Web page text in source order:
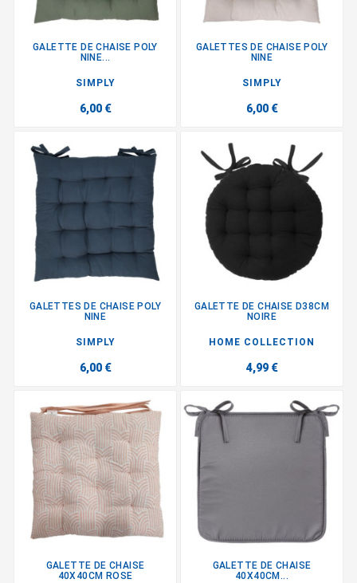
GALETTE DE CHAISE POLY
NINE...
SIMPLY
6,00 €
GALETTES DE CHAISE POLY
NINE
SIMPLY
6,00 €
GALETTES DE CHAISE POLY
NINE
SIMPLY
6,00 €
GALETTE DE CHAISE D38CM
NOIRE
HOME COLLECTION
4,99 €
GALETTE DE CHAISE
40X40CM ROSE
GALETTE DE CHAISE
40X40CM...